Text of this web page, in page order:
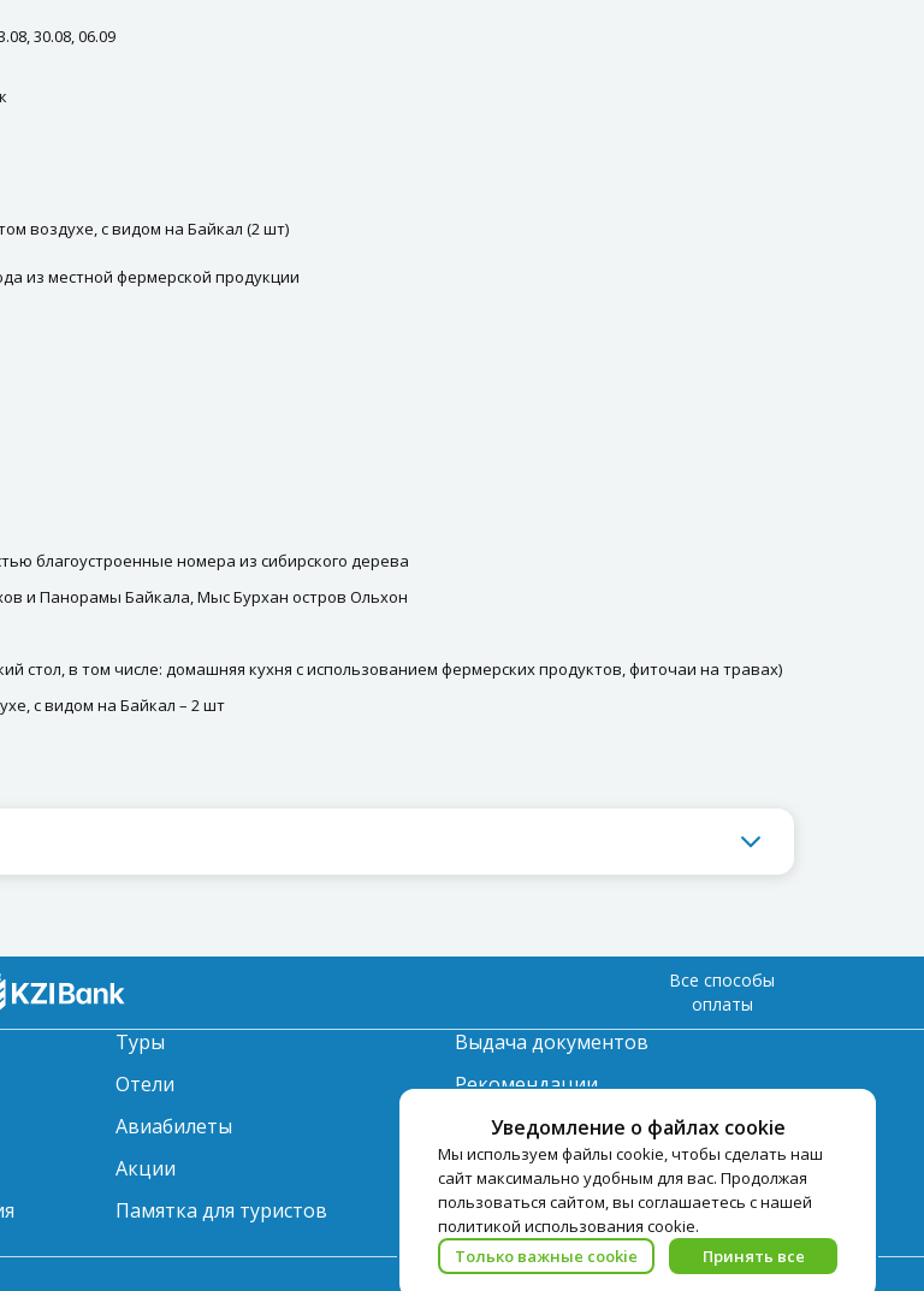
30.08, 06.09
воздухе, с видом на Байкал (2 шт)
из местной фермерской продукции
благоустроенные номера из сибирского дерева
и Панорамы Байкала, Мыс Бурхан остров Ольхон
стол, в том числе: домашняя кухня с использованием фермерских продуктов, фиточаи на травах)
с видом на Байкал – 2 шт
Уведомление о файлах cookie
Мы используем файлы cookie, чтобы сделать наш
сайт максимально удобным для вас. Продолжая
пользоваться сайтом, вы соглашаетесь с нашей
политикой использования cookie.
Только важные cookie
Принять все
Все способы
оплаты
Туры
Отели
Авиабилеты
Акции
Памятка для туристов
Выдача документов
Рекомендации
Вопрос-ответ
Счет и оплата
Важная информация по
турпродукту